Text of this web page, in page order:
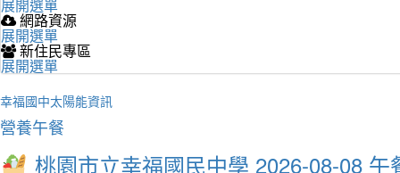
展開選單
網路資源
展開選單
新住民專區
展開選單
幸福國中太陽能資訊
營養午餐
桃園市立幸福國民中學 2026-08-08 午